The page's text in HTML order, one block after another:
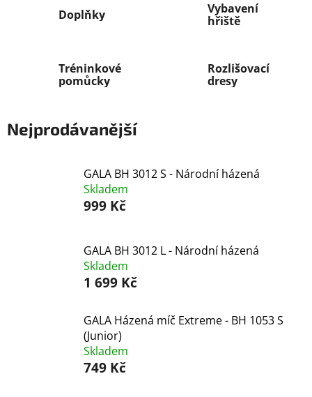
Doplňky
Vybavení
hřiště
Tréninkové
pomůcky
Rozlišovací
dresy
Nejprodávanější
GALA BH 3012 S - Národní házená
Skladem
999 Kč
GALA BH 3012 L - Národní házená
Skladem
1 699 Kč
GALA Házená míč Extreme - BH 1053 S
(Junior)
Skladem
749 Kč